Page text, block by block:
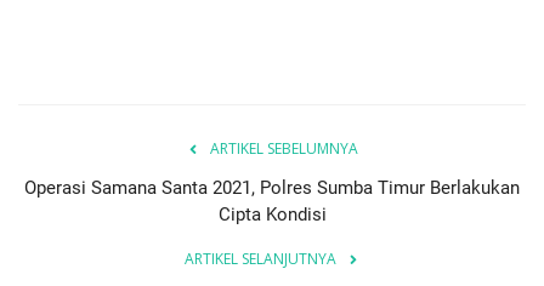
ARTIKEL SEBELUMNYA
Operasi Samana Santa 2021, Polres Sumba Timur Berlakukan
Cipta Kondisi
ARTIKEL SELANJUTNYA